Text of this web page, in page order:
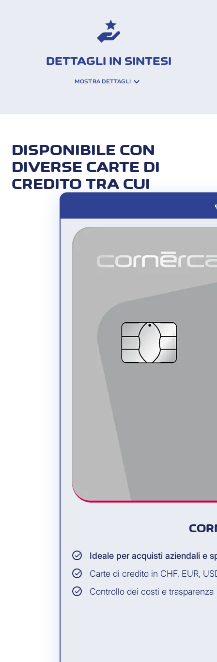
DETTAGLI IN SINTESI
LA CARTA BUSINESS
NELL'EXPENSE
MANAGEMENT TOOL, LA
GESTIONE DELLE SPESE
DIVENTA SEMPLICISSIMA:
Tu o i tuoi collaboratori pagate le spese con la
carta di credito o carta prepagata Cornèrcard
tutta semplicità tramite smartphone con le app
(AbaClik 3, Banana Mobile, Cegid Notilus travel
expenses, Continia Expense App, Edi,
Emburse Professional app, Expensya Next,
Lucca, MobileXpense, N2F - Expense Reports,
Navan, Rydoo, SAP Concur, Yokoy, Zoho e
Le transazioni di Cornèrcard compaiono negli
Expense Management Tool (Abacus, AbaNinja
MobileXpense, N2F, Navan, Rydoo, SAP
MOSTRA DETTAGLI
DISPONIBILE CON
DIVERSE CARTE DI
CREDITO TRA CUI
Ideale per acquisti aziendali e
Carte di credito in CHF, EUR,
Controllo dei costi e trasparenza